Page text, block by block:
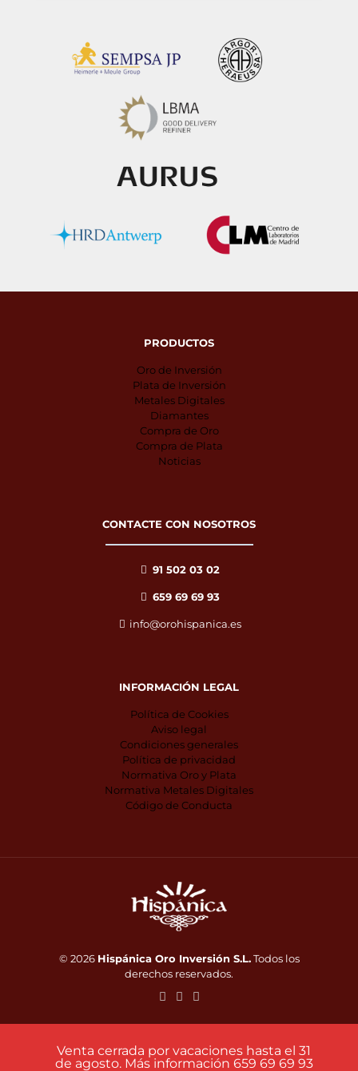
PRODUCTOS
Oro de Inversión
Plata de Inversión
Metales Digitales
Diamantes
Compra de Oro
Compra de Plata
Noticias
CONTACTE CON NOSOTROS
91 502 03 02
659 69 69 93
info@orohispanica.es
INFORMACIÓN LEGAL
Política de Cookies
Aviso legal
Condiciones generales
Política de privacidad
Normativa Oro y Plata
Normativa Metales Digitales
Código de Conducta
© 2026 Hispánica Oro Inversión S.L.Todos los
derechos reservados.
Venta cerrada por vacaciones hasta el 31
de agosto. Más información 659 69 69 93